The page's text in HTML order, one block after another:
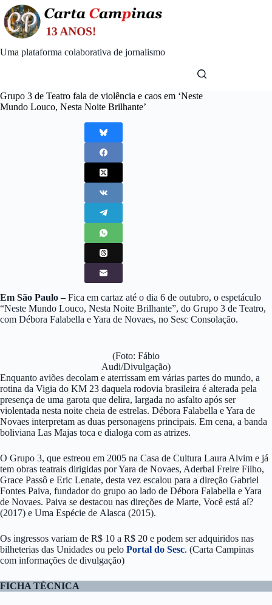
Skip
to
content
Uma plataforma colaborativa de jornalismo
Grupo 3 de Teatro fala de violência e caos em ‘Neste
Mundo Louco, Nesta Noite Brilhante’
Em São Paulo –Fica em cartaz até o dia 6 de outubro, o espetáculo
“Neste Mundo Louco, Nesta Noite Brilhante”, do Grupo 3 de Teatro,
com Débora Falabella e Yara de Novaes, no Sesc Consolação.
(Foto: Fábio
Audi/Divulgação)
Enquanto aviões decolam e aterrissam em várias partes do mundo, a
rotina da Vigia do KM 23 daquela rodovia brasileira é alterada pela
presença de uma garota que delira, largada no asfalto após ser
violentada nesta noite cheia de estrelas. Débora Falabella e Yara de
Novaes interpretam as duas personagens principais. Em cena, a banda
boliviana Las Majas toca e dialoga com as atrizes.
O Grupo 3, que estreou em 2005 na Casa de Cultura Laura Alvim e já
tem obras teatrais dirigidas por Yara de Novaes, Aderbal Freire Filho,
Grace Passô e Eric Lenate, desta vez escalou para a direção Gabriel
Fontes Paiva, fundador do grupo ao lado de Débora Falabella e Yara
de Novaes. Paiva se destacou nas direções de Marte, Você está aí?
(2017) e Uma Espécie de Alasca (2015).
Os ingressos variam de R$ 10 a R$ 20 e podem ser adquiridos nas
bilheterias das Unidades ou pelo Portal do Sesc. (Carta Campinas
com informações de divulgação)
FICHA TÉCNICA